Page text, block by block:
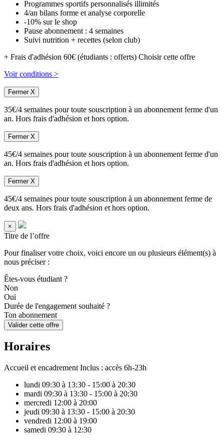
Programmes sportifs personnalisés illimités
4/an bilans forme et analyse corporelle
-10% sur le shop
Pause abonnement : 4 semaines
Suivi nutrition + recettes (selon club)
+ Frais d'adhésion 60€ (étudiants : offerts) Choisir cette offre
Voir conditions >
Fermer X
35€/4 semaines pour toute souscription à un abonnement ferme d'un
an. Hors frais d'adhésion et hors option.
Fermer X
45€/4 semaines pour toute souscription à un abonnement ferme d'un
an. Hors frais d'adhésion et hors option.
Fermer X
45€/4 semaines pour toute souscription à un abonnement ferme de
deux ans. Hors frais d'adhésion et hors option.
×
Titre de l’offre
Pour finaliser votre choix, voici encore un ou plusieurs élément(s) à
nous préciser :
Êtes-vous étudiant ?
Non
Oui
Durée de l'engagement souhaité ?
Ton abonnement
Valider cette offre
Horaires
Accueil et encadrement Inclus : accès 6h-23h
lundi 09:30 à 13:30 - 15:00 à 20:30
mardi 09:30 à 13:30 - 15:00 à 20:30
mercredi 12:00 à 20:00
jeudi 09:30 à 13:30 - 15:00 à 20:30
vendredi 12:00 à 19:00
samedi 09:30 à 12:30